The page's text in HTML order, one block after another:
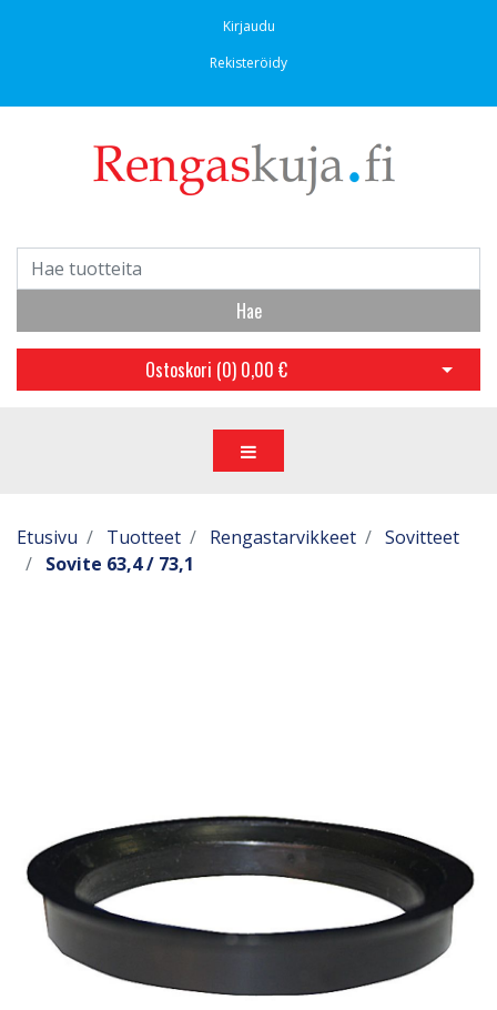
Kirjaudu
Rekisteröidy
Hae
Ostoskori (0) 0,00 € Avaa
Etusivu Tuotteet Rengastarvikkeet
Sovitteet
Sovite 63,4 / 73,1